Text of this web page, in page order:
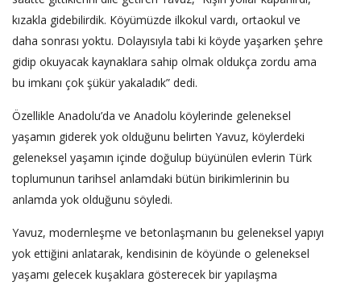
kızakla gidebilirdik. Köyümüzde ilkokul vardı, ortaokul ve
daha sonrası yoktu. Dolayısıyla tabi ki köyde yaşarken şehre
gidip okuyacak kaynaklara sahip olmak oldukça zordu ama
bu imkanı çok şükür yakaladık” dedi.
Özellikle Anadolu’da ve Anadolu köylerinde geleneksel
yaşamın giderek yok olduğunu belirten Yavuz, köylerdeki
geleneksel yaşamın içinde doğulup büyünülen evlerin Türk
toplumunun tarihsel anlamdaki bütün birikimlerinin bu
anlamda yok olduğunu söyledi.
Yavuz, modernleşme ve betonlaşmanın bu geleneksel yapıyı
yok ettiğini anlatarak, kendisinin de köyünde o geleneksel
yaşamı gelecek kuşaklara gösterecek bir yapılaşma